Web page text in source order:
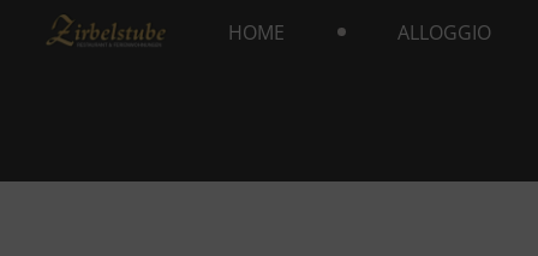
HOME ALLOGGIO